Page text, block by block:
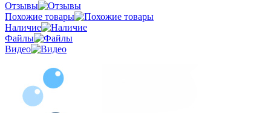
Отзывы
Похожие товары
Наличие
Файлы
Видео